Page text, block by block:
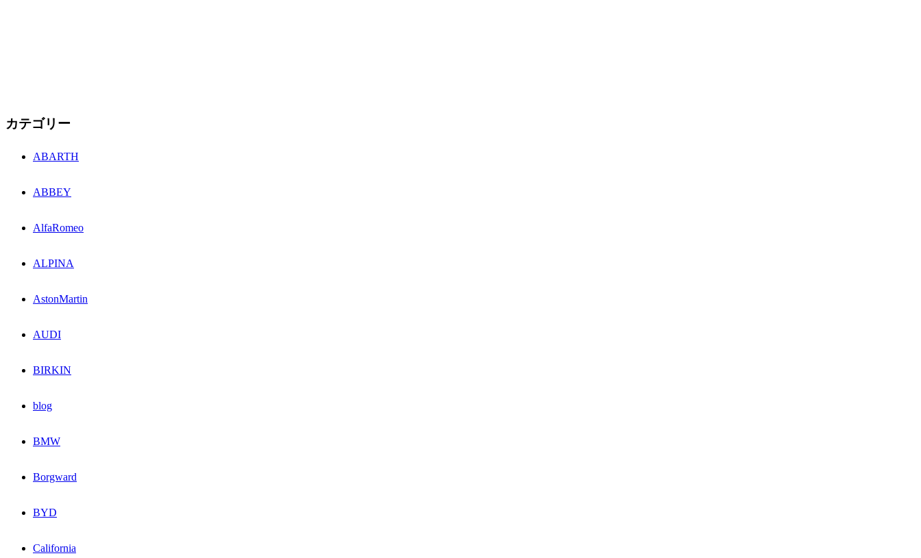
カテゴリー
ABARTH
ABBEY
AlfaRomeo
ALPINA
AstonMartin
AUDI
BIRKIN
blog
BMW
Borgward
BYD
California